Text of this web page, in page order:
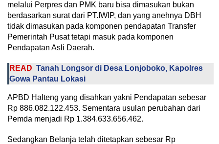
melalui Perpres dan PMK baru bisa dimasukan bukan
berdasarkan surat dari PT.IWIP, dan yang anehnya DBH
tidak dimasukan pada komponen pendapatan Transfer
Pemerintah Pusat tetapi masuk pada komponen
Pendapatan Asli Daerah.
READ Tanah Longsor di Desa Lonjoboko, Kapolres
Gowa Pantau Lokasi
APBD Halteng yang disahkan yakni Pendapatan sebesar
Rp 886.082.122.453. Sementara usulan perubahan dari
Pemda menjadi Rp 1.384.633.656.462.
Sedangkan Belanja telah ditetapkan sebesar Rp